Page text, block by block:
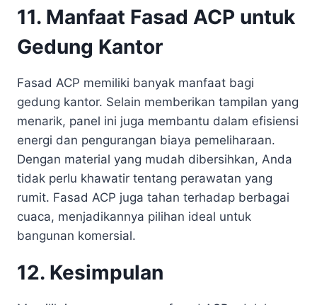
11. Manfaat Fasad ACP untuk
Gedung Kantor
Fasad ACP memiliki banyak manfaat bagi
gedung kantor. Selain memberikan tampilan yang
menarik, panel ini juga membantu dalam efisiensi
energi dan pengurangan biaya pemeliharaan.
Dengan material yang mudah dibersihkan, Anda
tidak perlu khawatir tentang perawatan yang
rumit. Fasad ACP juga tahan terhadap berbagai
cuaca, menjadikannya pilihan ideal untuk
bangunan komersial.
12. Kesimpulan